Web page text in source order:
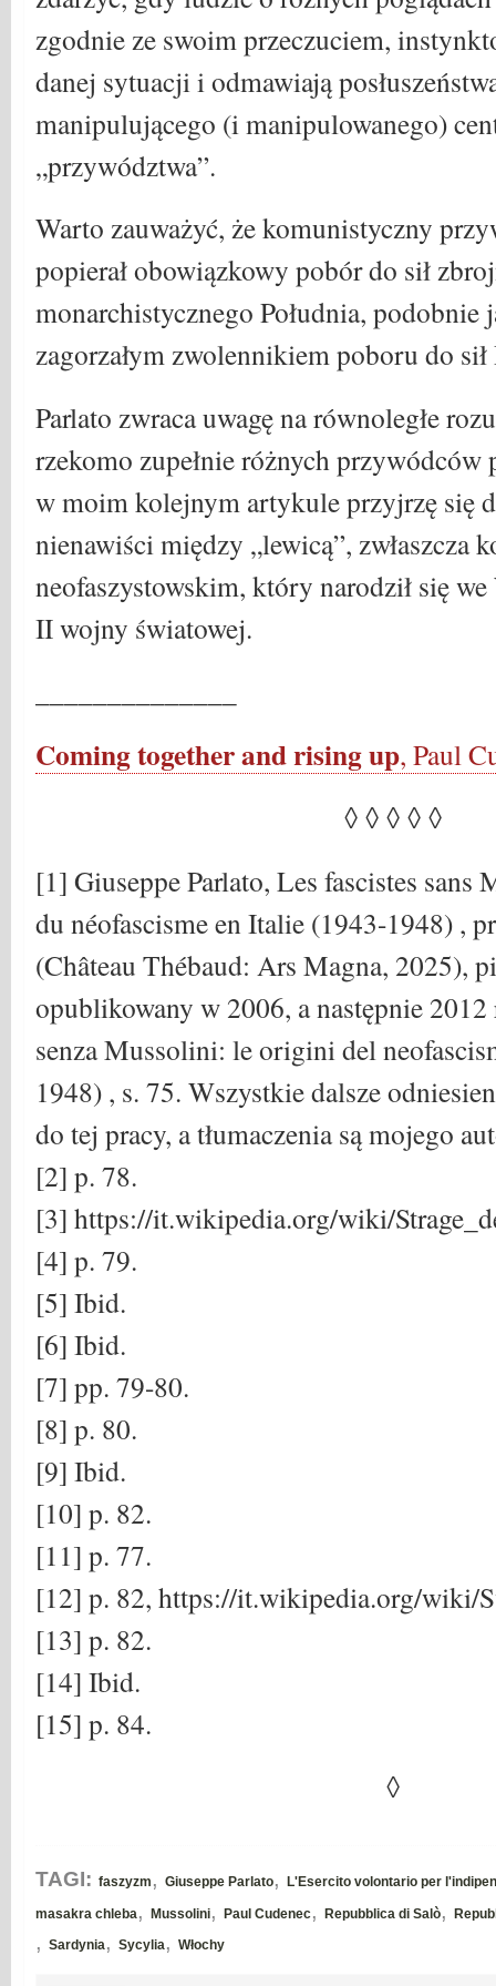
zgodnie ze swoim przeczuciem,
danej sytuacji i odmawiają
manipulującego (i manipulowanego)
„przywództwa”.
Warto zauważyć, że komunistyczny
popierał obowiązkowy pobór do sił
monarchistycznego Południa, podobnie
zagorzałym zwolennikiem poboru do sił
Parlato zwraca uwagę na równoległe
rzekomo zupełnie różnych
w moim kolejnym artykule przyjrzę się
nienawiści między „lewicą”, zwłaszcza
neofaszystowskim, który narodził się
II wojny światowej.
Coming together and rising up, Paul
◊ ◊ ◊ ◊ ◊
[1] Giuseppe Parlato, Les fascistes
du néofascisme en Italie (1943-1948) ,
(Château Thébaud: Ars Magna, 2025),
opublikowany w 2006, a następnie
senza Mussolini: le origini del
1948) , s. 75. Wszystkie dalsze
do tej pracy, a tłumaczenia są mojego
[2] p. 78.
[3] https://it.wikipedia.org/wiki/
[4] p. 79.
[5] Ibid.
[6] Ibid.
[7] pp. 79-80.
[8] p. 80.
[9] Ibid.
[10] p. 82.
[11] p. 77.
[12] p. 82, https://it.wikipedia.org/wiki/
[13] p. 82.
[14] Ibid.
[15] p. 84.
◊
TAGI: faszyzm , Giuseppe Parlato, L'Esercito volontario per
masakra chleba , Mussolini, Paul Cudenec, Repubblica di Salò,
, Sardynia , Sycylia , Włochy